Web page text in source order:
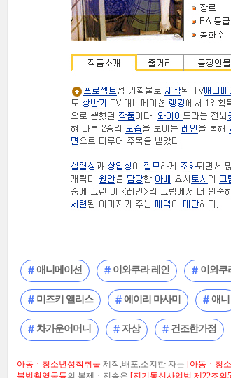
애니메이션 이와쿠라 레인 이와쿠
미즈키 앨리스 에이리 마사미 애니
차가운어머니 자상 건조한가정
아동ㆍ청소년성착취물 제작,배포,소지한 자는 [아동ㆍ청
불법촬영물등의 복제ㆍ전송은 [전기통신사업법 제22조의